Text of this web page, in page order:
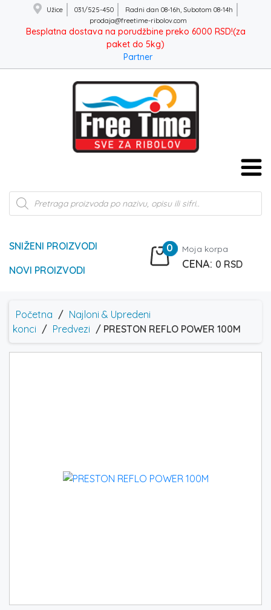
Užice 031/525-450
Radni dan 08-16h, Subotom 08-14h
prodaja@freetime-ribolov.com
Besplatna dostava na porudžbine preko 6000 RSD!(za
paket do 5kg)
Partner
Products
search
SNIŽENI PROIZVODI
NOVI PROIZVODI
0 Moja korpa
0 RSD
Početna / Najloni & Upredeni
konci / Predvezi / PRESTON REFLO POWER 100M